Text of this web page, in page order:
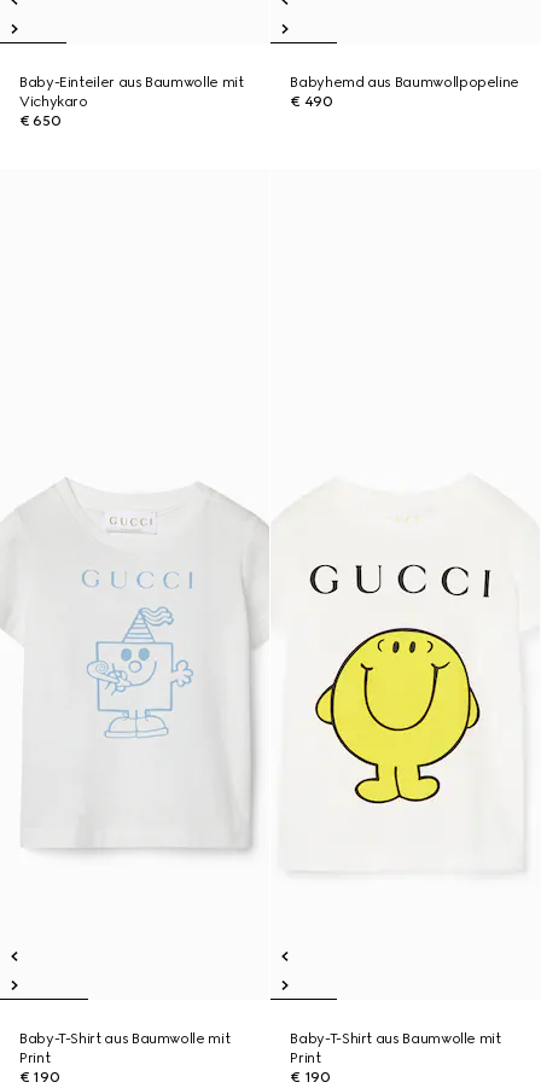
Baby-Einteiler aus Baumwolle mit
Vichykaro
€ 650
Babyhemd aus Baumwollpopeline
€ 490
Baby-T-Shirt aus Baumwolle mit
Print
€ 190
Baby-T-Shirt aus Baumwolle mit
Print
€ 190